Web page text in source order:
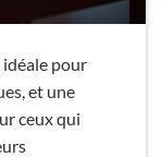
idéale pour
et une
ceux qui